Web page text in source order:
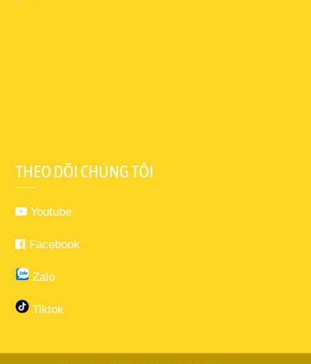
THEO DÕI CHÚNG TÔI
Youtube
Facebook
Zalo
Tiktok